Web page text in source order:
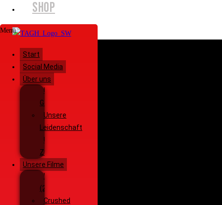
SHOP
Menü
Start
Social Media
Über uns
Unsere
Geschichte
Unsere
Leidenschaft
Unsere
Ziele
Unsere Filme
Wenja
(2025)
Crushed